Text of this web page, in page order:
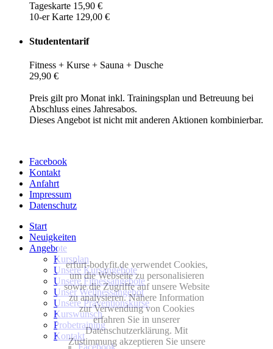
Tageskarte 15,90 €
10-er Karte 129,00 €
Studententarif
Fitness + Kurse + Sauna + Dusche
29,90 €
Preis gilt pro Monat inkl. Trainingsplan und Betreuung bei
Abschluss eines Jahresabos.
Dieses Angebot ist nicht mit anderen Aktionen kombinierbar.
Facebook
Kontakt
Anfahrt
Impressum
Datenschutz
Start
Neuigkeiten
Angebote
Kursplan
Unsere Kursangebote
Unsere Fitnessangebote
Unser Wellnessangebot
Unsere Präventionskurse
Kurswunsch
Probetraining
Kontakt
Facebook
erfurt-bodyfit.de verwendet Cookies,
um die Webseite zu personalisieren
sowie die Zugriffe auf unsere Website
zu analysieren. Nähere Information
zur Verwendung von Cookies
erfahren Sie in unserer
Datenschutzerklärung. Mit
Zustimmung akzeptieren Sie unsere